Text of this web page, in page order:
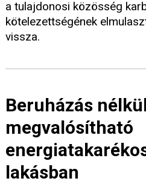
a tulajdonosi közösség
kötelezettségének
vissza.
Beruházás
megvalósítható
lakásban